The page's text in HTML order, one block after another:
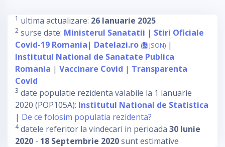
1 ultima actualizare: 26 Ianuarie 2025
2 surse date: Ministerul Sanatatii | Stiri Oficiale
Covid-19 Romania| Datelazi.ro ( JSON) |
Institutul National de Sanatate Publica
Romania | Vaccinare Covid | Transparenta
Covid
3 date populatie rezidenta valabile la 1 ianuarie
2020 (POP105A): Institutul National de Statistica
| De ce folosim populatia rezidenta?
4datele referitor la vindecari in perioada 30 Iunie
2020 - 18 Septembrie 2020sunt estimative